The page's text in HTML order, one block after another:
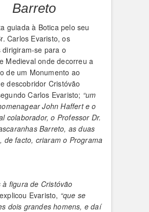
Barreto
guiada à Botica pelo seu
Carlos Evaristo, os
dirigiram-se para o
Medieval onde decorreu a
de um Monumento ao
descobridor Cristóvão
Carlos Evaristo; “um
John Haffert e o
colaborador, o Professor Dr.
Barreto, as duas
de facto, criaram o Programa
à figura de Cristóvão
Evaristo, “que se
dois grandes homens, e daí